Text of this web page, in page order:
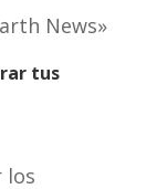
News»
tus
los